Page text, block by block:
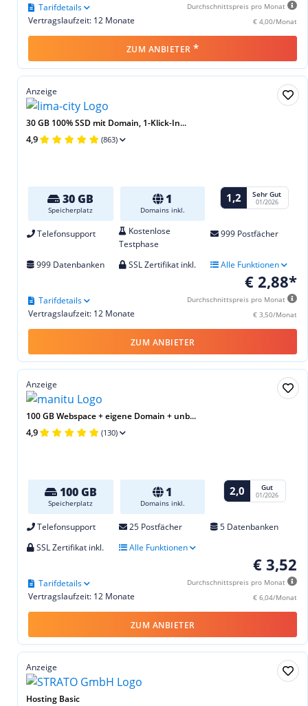
Durchschnittspreis pro Monat
€ 4,00/Monat
Vertragslaufzeit: 12 Monate
Tarifdetails
ZUM ANBIETER *
Anzeige
30 GB 100% SSD mit Domain, 1-Klick-In...
4,9 (863)
30 GB
Speicherplatz
1
Domains inkl.
1,2 Sehr Gut
01/2026
Telefonsupport
Kostenlose
Testphase
999 Postfächer
999 Datenbanken SSL Zertifikat inkl. Alle Funktionen
€ 2,88*
Durchschnittspreis pro Monat
€ 3,50/Monat
Vertragslaufzeit: 12 Monate
Tarifdetails
ZUM ANBIETER
Anzeige
100 GB Webspace + eigene Domain + unb...
4,9 (130)
100 GB
Speicherplatz
1
Domains inkl.
2,0 Gut
01/2026
Telefonsupport 25 Postfächer
5 Datenbanken
SSL Zertifikat inkl.
Alle Funktionen
€ 3,52
Durchschnittspreis pro Monat
€ 6,04/Monat
Vertragslaufzeit: 12 Monate
Tarifdetails
ZUM ANBIETER
Anzeige
Hosting Basic